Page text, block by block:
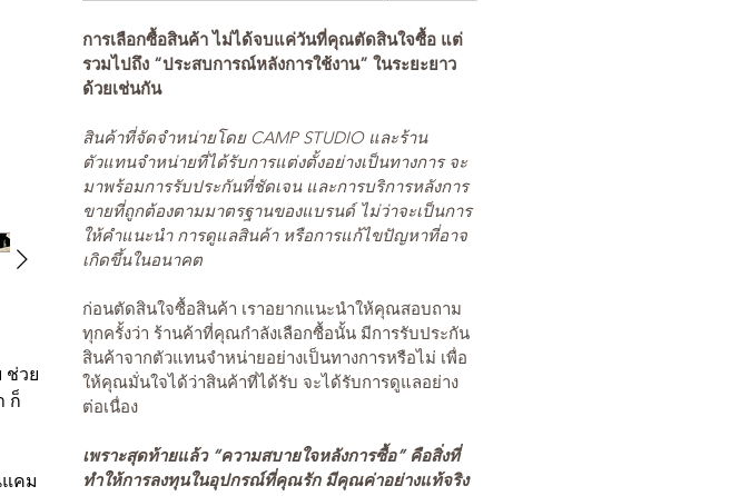
ช่วย
ก็
แคม
การเลือกซื้อสินค้า ไม่ได้จบแค่วันที่คุณตัดสินใจซื้อ แต่
รวมไปถึง “ประสบการณ์หลังการใช้งาน” ในระยะยาว
ด้วยเช่นกัน
สินค้าที่จัดจำหน่ายโดย CAMP STUDIO และร้าน
ตัวแทนจำหน่ายที่ได้รับการแต่งตั้งอย่างเป็นทางการ จะ
มาพร้อมการรับประกันที่ชัดเจน และการบริการหลังการ
ขายที่ถูกต้องตามมาตรฐานของแบรนด์ ไม่ว่าจะเป็นการ
ให้คำแนะนำ การดูแลสินค้า หรือการแก้ไขปัญหาที่อาจ
เกิดขึ้นในอนาคต
ก่อนตัดสินใจซื้อสินค้า เราอยากแนะนำให้คุณสอบถาม
ทุกครั้งว่า ร้านค้าที่คุณกำลังเลือกซื้อนั้น มีการรับประกัน
สินค้าจากตัวแทนจำหน่ายอย่างเป็นทางการหรือไม่ เพื่อ
ให้คุณมั่นใจได้ว่าสินค้าที่ได้รับ จะได้รับการดูแลอย่าง
ต่อเนื่อง
เพราะสุดท้ายแล้ว “ความสบายใจหลังการซื้อ” คือสิ่งที่
ทำให้การลงทุนในอุปกรณ์ที่คุณรัก มีคุณค่าอย่างแท้จริง